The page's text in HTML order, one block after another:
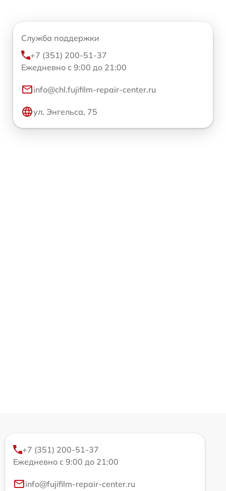
Служба поддержки
+7 (351) 200-51-37
Ежедневно с 9:00 до 21:00
info@chl.fujifilm-repair-center.ru
ул. Энгельса, 75
+7 (351) 200-51-37
Ежедневно с 9:00 до 21:00
info@fujifilm-repair-center.ru